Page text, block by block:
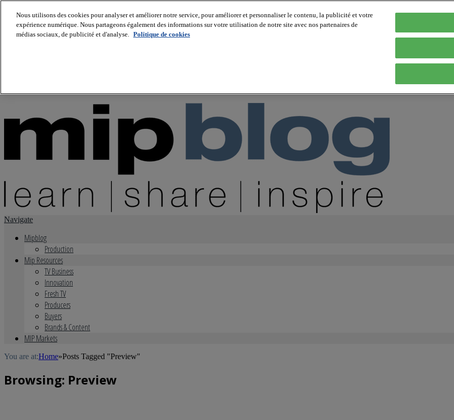
About us
Navigate
Mipblog
Production
Mip Resources
TV Business
Innovation
Fresh TV
Producers
Buyers
Brands & Content
MIP Markets
You are at:Home»Posts Tagged "Preview"
Browsing: Preview
Nous utilisons des cookies pour analyser et améliorer notre service, pour améliorer et personnaliser le contenu, la publicité et votre
expérience numérique. Nous partageons également des informations sur votre utilisation de notre site avec nos partenaires de
médias sociaux, de publicité et d'analyse. Politique de cookies